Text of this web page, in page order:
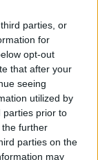
parties, or
for
opt-out
that after your
seeing
utilized by
parties prior to
further
parties on the
may
zajistili
gang
druhů
v několika
asi stovku
a
a Ostravě. V
útočiště. V